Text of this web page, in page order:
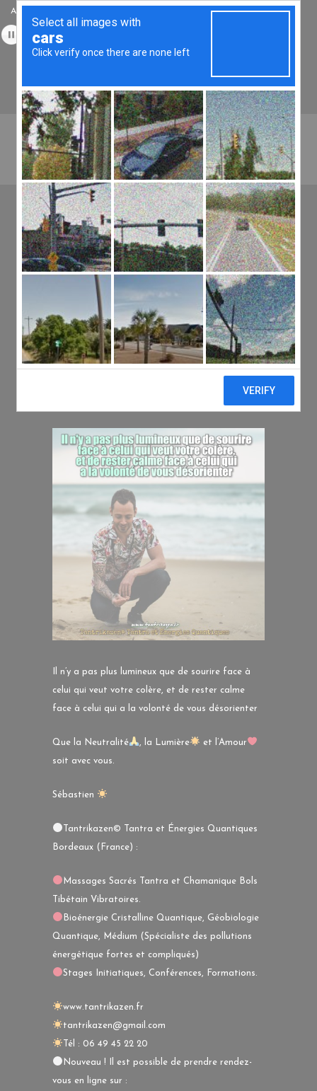
Accueil Stages & Formations
des Energies Quantiques en Aquitaine.Tél :06.49.45.22.20
Menu Offres Spéciales
LA MEILLEURE
RÉPONSE C’EST LE
CALME
11 JanLa meilleure réponse
c’est le calme
Sébastien
Share
Il n’y a pas plus lumineux que de sourire face à
celui qui veut votre colère, et de rester calme
face à celui qui a la volonté de vous désorienter
Que la Neutralité , la Lumière
et l’Amour
soit avec vous.
Sébastien
Tantrikazen© Tantra et Énergies Quantiques
Bordeaux (France) :
Massages Sacrés Tantra et Chamanique Bols
Tibétain Vibratoires.
Bioénergie Cristalline Quantique, Géobiologie
Quantique, Médium (Spécialiste des pollutions
énergétique fortes et compliqués)
Stages Initiatiques, Conférences, Formations.
www.tantrikazen.fr
tantrikazen@gmail.com
Tél : 06 49 45 22 20
Nouveau ! Il est possible de prendre rendez-
vous en ligne sur :